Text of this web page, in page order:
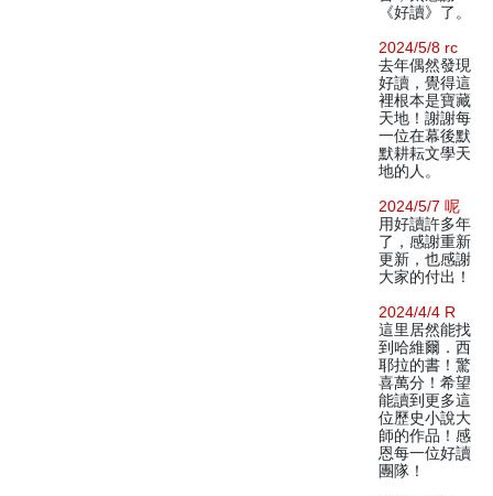
《好讀》了。
2024/5/8 rc
去年偶然發現
好讀，覺得這
裡根本是寶藏
天地！謝謝每
一位在幕後默
默耕耘文學天
地的人。
2024/5/7 呢
用好讀許多年
了，感謝重新
更新，也感謝
大家的付出！
2024/4/4 R
這里居然能找
到哈維爾．西
耶拉的書！驚
喜萬分！希望
能讀到更多這
位歷史小說大
師的作品！感
恩每一位好讀
團隊！